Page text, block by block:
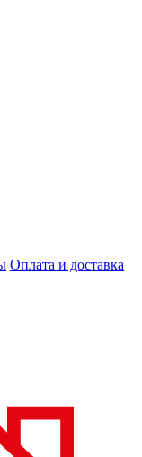
Оплата и доставка